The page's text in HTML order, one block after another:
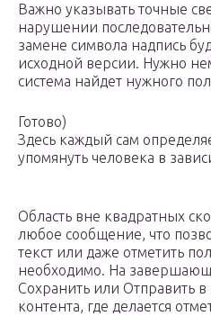
Важно указывать точные
нарушении
замене символа надпись
исходной версии. Нужно
система найдет нужного
Готово)
Здесь каждый сам
упомянуть человека в
Область вне квадратных
любое сообщение, что
текст или даже отметить
необходимо. На
Сохранить или Отправить в
контента, где делается